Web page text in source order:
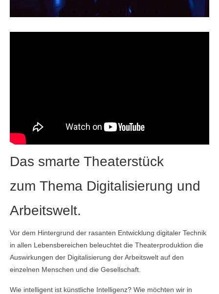
Das smarte Theaterstück
zum Thema Digitalisierung und
Arbeitswelt.
Vor dem Hintergrund der rasanten Entwicklung digitaler Technik
in allen Lebensbereichen beleuchtet die Theaterproduktion die
Auswirkungen der Digitalisierung der Arbeitswelt auf den
einzelnen Menschen und die Gesellschaft.
Wie intelligent ist künstliche Intelligenz? Wie möchten wir in